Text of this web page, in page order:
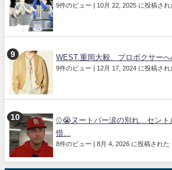
9件のビュー 10月 22, 2025 に投稿され
WEST.重岡大毅、プロボクサーへ
9件のビュー 12月 17, 2024 に投稿され
⚾😭ヌートバー涙の別れ…セント
惜...
8件のビュー 8月 4, 2026 に投稿された